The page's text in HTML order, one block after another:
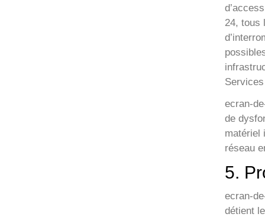
24, tous
ecran-
de
matériel
réseau
5.
ecran-
détient